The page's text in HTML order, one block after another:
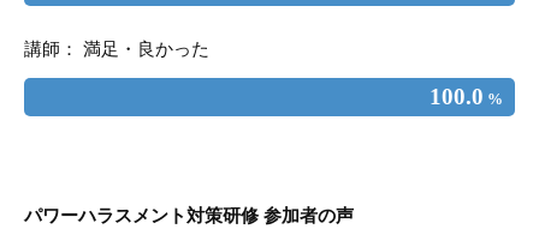
講師： 満足・良かった
100.0 %
パワーハラスメント対策研修 参加者の声